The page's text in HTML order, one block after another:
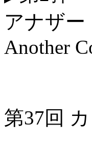
アナザー
Another
第37回